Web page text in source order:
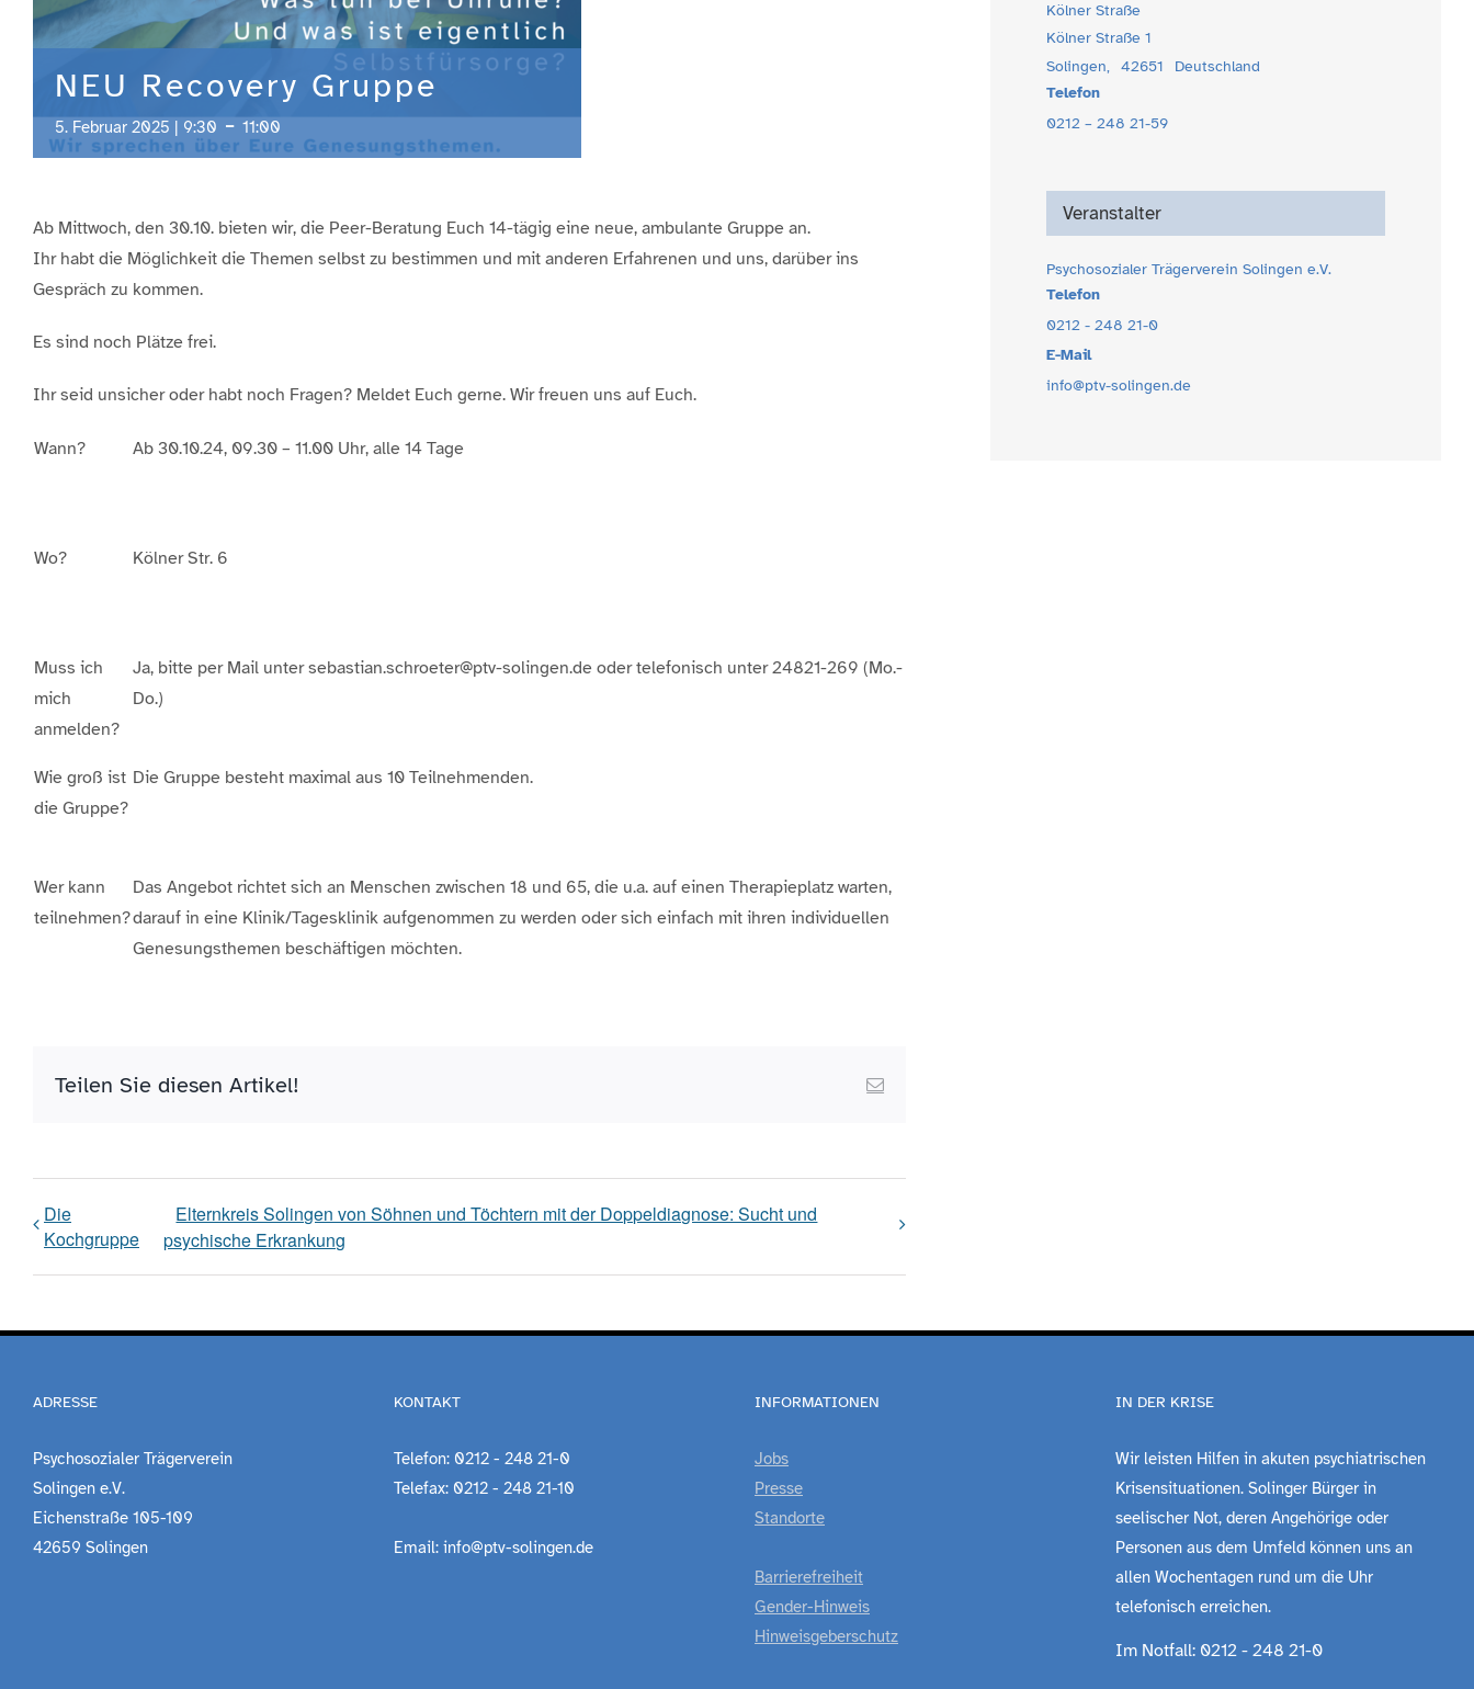
NEU Recovery Gruppe
5. Februar 2025 | 9:30-11:00
Ab Mittwoch, den 30.10. bieten wir, die Peer-Beratung Euch 14-tägig eine neue, ambulante Gruppe an.
Ihr habt die Möglichkeit die Themen selbst zu bestimmen und mit anderen Erfahrenen und uns, darüber ins
Gespräch zu kommen.
Es sind noch Plätze frei.
Ihr seid unsicher oder habt noch Fragen? Meldet Euch gerne. Wir freuen uns auf Euch.
Wann? Ab 30.10.24, 09.30 – 11.00 Uhr, alle 14 Tage
Wo? Kölner Str. 6
Muss ich
mich
anmelden?
Ja, bitte per Mail unter sebastian.schroeter@ptv-solingen.de oder telefonisch unter 24821-269 (Mo.-
Do.)
Wie groß ist
die Gruppe?
Die Gruppe besteht maximal aus 10 Teilnehmenden.
Wer kann
teilnehmen?
Das Angebot richtet sich an Menschen zwischen 18 und 65, die u.a. auf einen Therapieplatz warten,
darauf in eine Klinik/Tagesklinik aufgenommen zu werden oder sich einfach mit ihren individuellen
Genesungsthemen beschäftigen möchten.
Teilen Sie diesen Artikel! Email
Die
Kochgruppe
Elternkreis Solingen von Söhnen und Töchtern mit der Doppeldiagnose: Sucht und
psychische Erkrankung
Kölner Straße
Kölner Straße 1
Solingen, 42651
Deutschland
Telefon
0212 – 248 21-59
Veranstalter
Psychosozialer Trägerverein Solingen e.V.
Telefon
0212 - 248 21-0
E-Mail
info@ptv-solingen.de
ADRESSE
Psychosozialer Trägerverein
Solingen e.V.
Eichenstraße 105-109
42659 Solingen
KONTAKT
Telefon: 0212 - 248 21-0
Telefax: 0212 - 248 21-10
Email: info@ptv-solingen.de
INFORMATIONEN
Jobs
Presse
Standorte
Barrierefreiheit
Gender-Hinweis
Hinweisgeberschutz
IN DER KRISE
Wir leisten Hilfen in akuten psychiatrischen
Krisensituationen. Solinger Bürger in
seelischer Not, deren Angehörige oder
Personen aus dem Umfeld können uns an
allen Wochentagen rund um die Uhr
telefonisch erreichen.
Im Notfall: 0212 - 248 21-0